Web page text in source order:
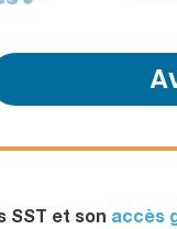
SST et son accès